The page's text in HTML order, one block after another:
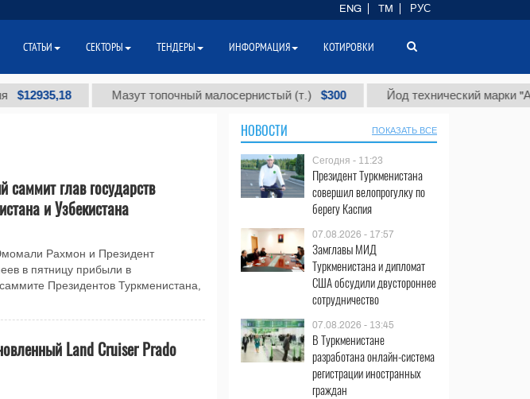
Мазут топочный малосернистый (т.) $300 Йод технический марки "А" (т.)
глав государств
и Узбекистана
Рахмон и Президент
в пятницу прибыли в
Президентов Туркменистана,
Land Cruiser Prado
НОВОСТИ ПОКАЗАТЬ ВСЕ
Сегодня - 11:23
Президент Туркменистана
совершил велопрогулку по
берегу Каспия
07.08.2026 - 17:57
Замглавы МИД
Туркменистана и дипломат
США обсудили двустороннее
сотрудничество
07.08.2026 - 13:45
В Туркменистане
разработана онлайн-система
регистрации иностранных
граждан
ENG TM РУС
СТАТЬИ СЕКТОРЫ ТЕНДЕРЫ ИНФОРМАЦИЯ КОТИРОВКИ